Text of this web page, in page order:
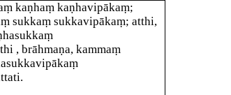
kaṇhaṃ kaṇhavipākaṃ;
sukkaṃ sukkavipākaṃ; atthi,
, brāhmaṇa, kammaṃ